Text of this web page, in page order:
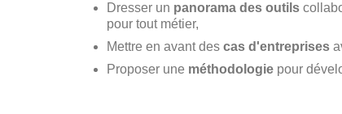
Dresser un panorama des outils
pour tout métier,
Mettre en avant des cas d'entreprises
Proposer une méthodologiepour